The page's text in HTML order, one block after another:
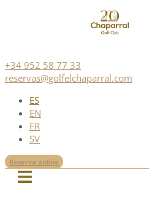
+34 952 58 77 33
reservas@golfelchaparral.com
ES
EN
FR
SV
Reserva online